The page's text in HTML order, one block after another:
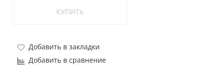
КУПИТЬ
Добавить в закладки
Добавить в сравнение